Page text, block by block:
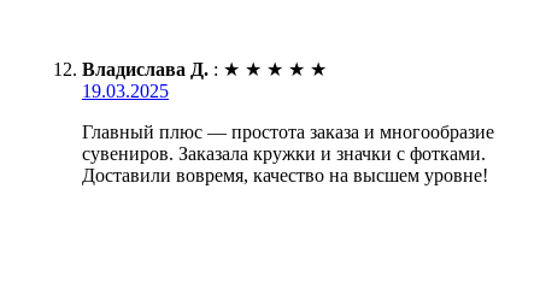
Владислава Д. : ★ ★ ★ ★ ★
19.03.2025
Главный плюс — простота заказа и многообразие
сувениров. Заказала кружки и значки с фотками.
Доставили вовремя, качество на высшем уровне!